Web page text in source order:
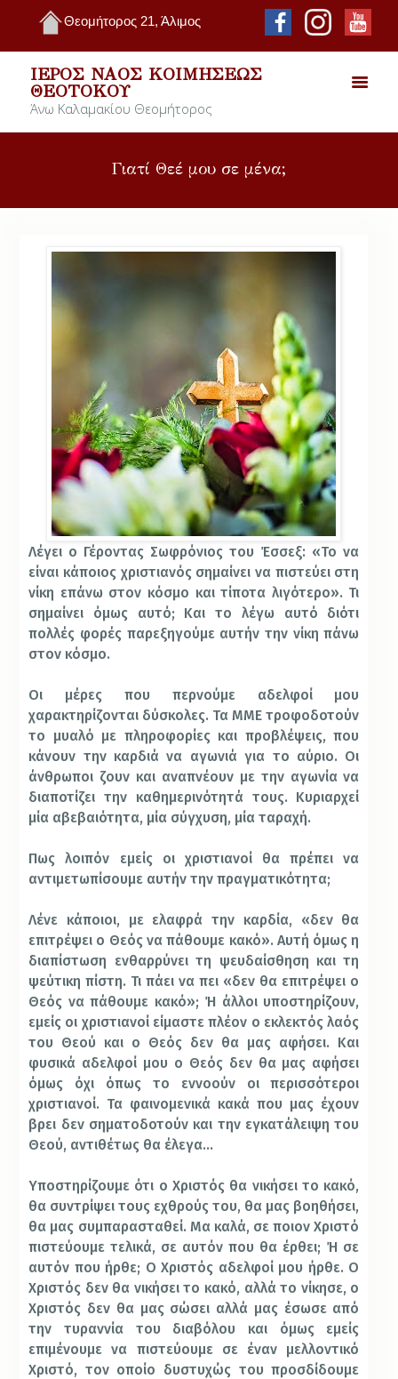
Θεομήτορος 21, Άλιμος
ΙΕΡΌΣ ΝΑΌΣ ΚΟΙΜΉΣΕΩΣ
ΘΕΟΤΌΚΟΥ
Άνω Καλαμακίου Θεομήτορος
Γιατί Θεέ μου σε μένα;
Λέγει ο Γέροντας Σωφρόνιος του Έσσεξ: «Το να
είναι κάποιος χριστιανός σημαίνει να πιστεύει στη
νίκη επάνω στον κόσμο και τίποτα λιγότερο». Τι
σημαίνει όμως αυτό; Και το λέγω αυτό διότι
πολλές φορές παρεξηγούμε αυτήν την νίκη πάνω
στον κόσμο.
Οι μέρες που περνούμε αδελφοί μου
χαρακτηρίζονται δύσκολες. Τα ΜΜΕ τροφοδοτούν
το μυαλό με πληροφορίες και προβλέψεις, που
κάνουν την καρδιά να αγωνιά για το αύριο. Οι
άνθρωποι ζουν και αναπνέουν με την αγωνία να
διαποτίζει την καθημερινότητά τους. Κυριαρχεί
μία αβεβαιότητα, μία σύγχυση, μία ταραχή.
Πως λοιπόν εμείς οι χριστιανοί θα πρέπει να
αντιμετωπίσουμε αυτήν την πραγματικότητα;
Λένε κάποιοι, με ελαφρά την καρδία, «δεν θα
επιτρέψει ο Θεός να πάθουμε κακό». Αυτή όμως η
διαπίστωση ενθαρρύνει τη ψευδαίσθηση και τη
ψεύτικη πίστη. Τι πάει να πει «δεν θα επιτρέψει ο
Θεός να πάθουμε κακό»; Ή άλλοι υποστηρίζουν,
εμείς οι χριστιανοί είμαστε πλέον ο εκλεκτός λαός
του Θεού και ο Θεός δεν θα μας αφήσει. Και
φυσικά αδελφοί μου ο Θεός δεν θα μας αφήσει
όμως όχι όπως το εννοούν οι περισσότεροι
χριστιανοί. Τα φαινομενικά κακά που μας έχουν
βρει δεν σηματοδοτούν και την εγκατάλειψη του
Θεού, αντιθέτως θα έλεγα…
Υποστηρίζουμε ότι ο Χριστός θα νικήσει το κακό,
θα συντρίψει τους εχθρούς του, θα μας βοηθήσει,
θα μας συμπαρασταθεί. Μα καλά, σε ποιον Χριστό
πιστεύουμε τελικά, σε αυτόν που θα έρθει; Ή σε
αυτόν που ήρθε; Ο Χριστός αδελφοί μου ήρθε. Ο
Χριστός δεν θα νικήσει το κακό, αλλά το νίκησε, ο
Χριστός δεν θα μας σώσει αλλά μας έσωσε από
την τυραννία του διαβόλου και όμως εμείς
επιμένουμε να πιστεύουμε σε έναν μελλοντικό
Χριστό, τον οποίο δυστυχώς του προσδίδουμε